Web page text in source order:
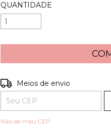
QUANTIDADE
Entregas para o CEP:
Meios de envio
Não sei meu CEP